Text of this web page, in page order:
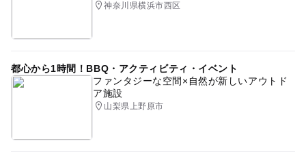
神奈川県横浜市西区
都心から1時間！BBQ・アクティビティ・イベント
ファンタジーな空間×自然が新しいアウトド
ア施設
山梨県上野原市